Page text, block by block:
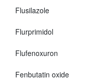
Flusilazole
Flurprimidol
Flufenoxuron
Fenbutatin oxide